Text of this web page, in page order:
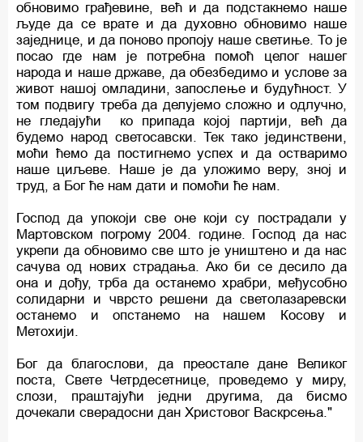
обновимо грађевине, већ и да подстакнемо наше
људе да се врате и да духовно обновимо наше
заједнице, и да поново пропоју наше светиње. То је
посао где нам је потребна помоћ целог нашег
народа и наше државе, да обезбедимо и услове за
живот нашој омладини, запослење и будућност. У
том подвигу треба да делујемо сложно и одлучно,
не гледајући ко припада којој партији, већ да
будемо народ светосавски. Тек тако јединствени,
моћи ћемо да постигнемо успех и да остваримо
наше циљеве. Наше је да уложимо веру, зној и
труд, а Бог ће нам дати и помоћи ће нам.
Господ да упокоји све оне који су пострадали у
Мартовском погрому 2004. године. Господ да нас
укрепи да обновимо све што је уништено и да нас
сачува од нових страдања. Ако би се десило да
она и дођу, трба да останемо храбри, међусобно
солидарни и чврсто решени да светолазаревски
останемо и опстанемо на нашем Косову и
Метохији.
Бог да благослови, да преостале дане Великог
поста, Свете Четрдесетнице, проведемо у миру,
слози, праштајући једни другима, да бисмо
дочекали сверадосни дан Христовог Васкрсења."